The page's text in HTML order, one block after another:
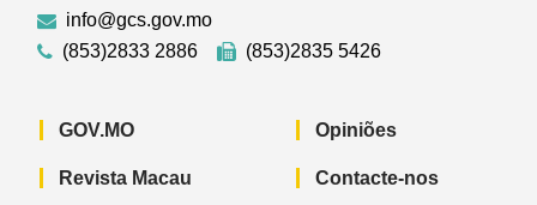
info@gcs.gov.mo
(853)2833 2886
(853)2835 5426
GOV.MO
Revista Macau
Opiniões
Contacte-nos